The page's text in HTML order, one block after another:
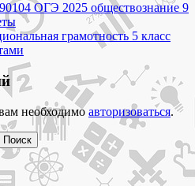
ОГЭ 2025 обществознание 9
грамотность 5 класс
необходимо авторизоваться.